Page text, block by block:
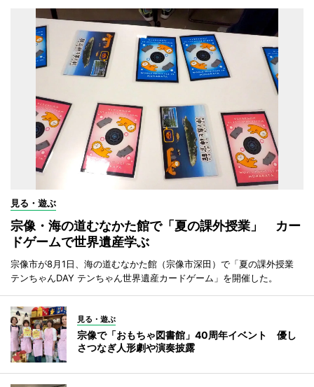
見る・遊ぶ
宗像・海の道むなかた館で「夏の課外授業」 カー
ドゲームで世界遺産学ぶ
宗像市が8月1日、海の道むなかた館（宗像市深田）で「夏の課外授業
テンちゃんDAY テンちゃん世界遺産カードゲーム」を開催した。
見る・遊ぶ
宗像で「おもちゃ図書館」40周年イベント 優し
さつなぎ人形劇や演奏披露